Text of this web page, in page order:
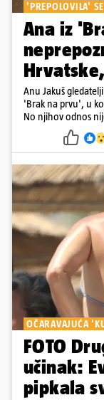
'PREPOLOVILA' SE
Ana iz
Anu Jakuš
'Brak na prvu', u
No njihov odnos
OČARAVAJUĆA
FOTO
učinak:
pipkala